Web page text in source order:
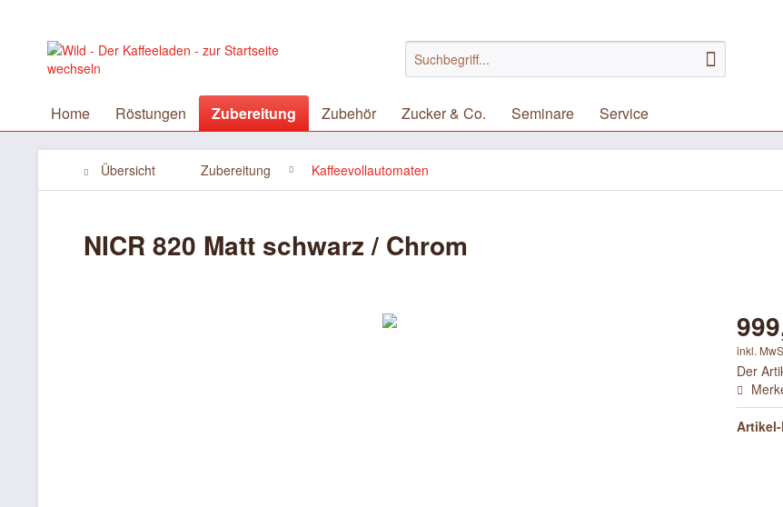
Home Röstungen Zubereitung Zubehör Zucker & Co. Seminare Service
Übersicht Zubereitung Kaffeevollautomaten
NICR 820 Matt schwarz / Chrom
inkl.
Der
Artikel-